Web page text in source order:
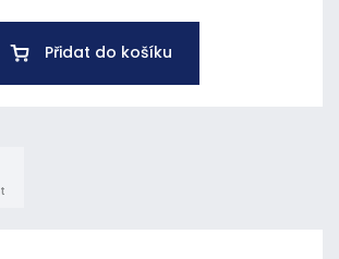
Přidat do košíku